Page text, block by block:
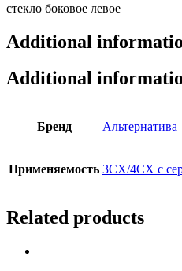
стекло боковое левое
Additional
Additional
Бренд Альтернатива
Применяемость 3СX/4CX с
Related products